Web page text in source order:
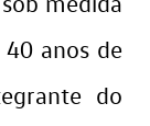
anos de
do